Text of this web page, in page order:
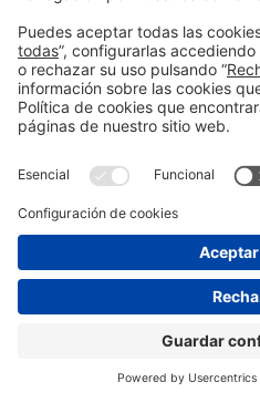
Medio oficial